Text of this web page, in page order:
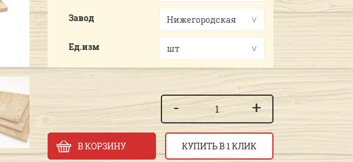
Next
Завод
Ед.изм
- +
В КОРЗИНУ КУПИТЬ В 1 КЛИК